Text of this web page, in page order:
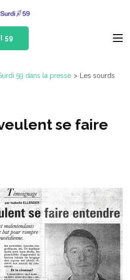
Malentendants du Nord
59
59 dans la presse > Les sourds
se faire